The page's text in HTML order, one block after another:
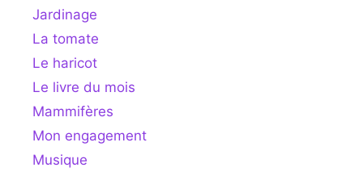
Jardinage
La tomate
Le haricot
Le livre du mois
Mammifères
Mon engagement
Musique